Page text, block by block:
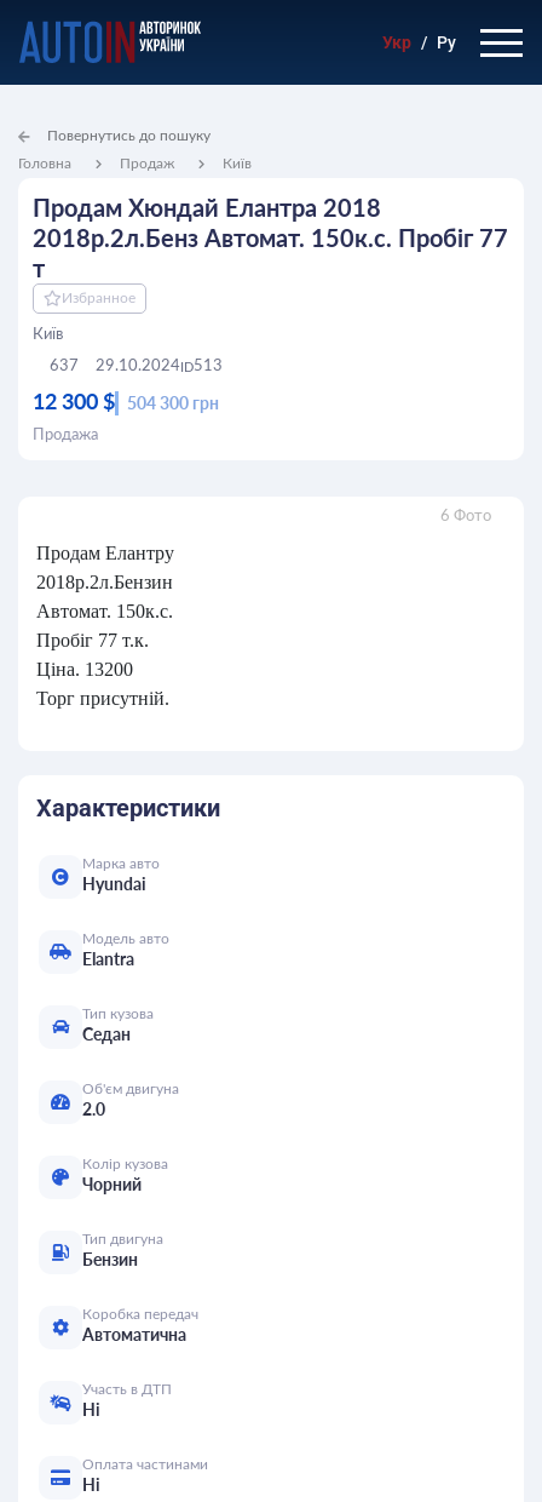
Укр / Ру
Головна Продаж Київ
Повернутись до пошуку
Продам Хюндай Елантра 2018
2018р.2л.Бенз Автомат. 150к.с. Пробіг 77
т
Избранное
12 300 $ 504 300 грн
Київ
637
29.10.2024 ID513
Продажа
6 Фото
Продам Елантру
2018р.2л.Бензин
Автомат. 150к.с.
Пробіг 77 т.к.
Ціна. 13200
Торг присутній.
Характеристики
Марка авто
Hyundai
Модель авто
Elantra
Тип кузова
Седан
Об'єм двигуна
2.0
Колір кузова
Чорний
Тип двигуна
Бензин
Коробка передач
Автоматична
Участь в ДТП
Ні
Оплата частинами
Ні